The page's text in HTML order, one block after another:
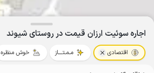
اجاره سوئیت ارزان قیمت در روستای شیوند
اقتصادی مـمـتــــاز خوش منظره